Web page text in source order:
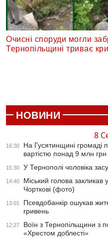
Очисні споруди могли
Тернопільщині триває
НОВИНИ
8
16:30
На Гусятинщині громаді
вартістю понад 9 млн грн
15:30 У Тернополі чоловіка
14:40
Міський голова закликав
Чорткові (фото)
13:01
Псевдобанкір ошукав
гривень
12:27
Воїн з Тернопільщини з
«Хрестом доблесті»